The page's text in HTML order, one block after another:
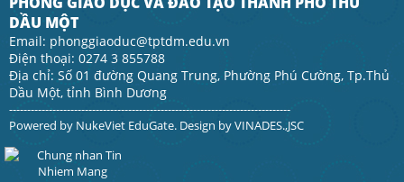
DẦU MỘT
Email: phonggiaoduc@tptdm.edu.vn
Điện thoại: 0274 3 855788
Địa chỉ: Số 01 đường Quang Trung, Phường Phú Cường, Tp.Thủ
Dầu Một, tỉnh Bình Dương
------------------------------------------------------------------------------
Powered by NukeViet EduGate. Design byVINADES.,JSC